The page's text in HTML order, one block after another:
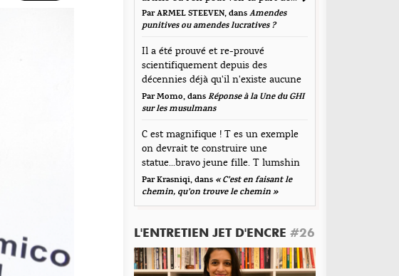
un esprit de dialogue et les limites du respect de
Adresse de messagerie*
Par ARMEL STEEVEN, dans Amendes
punitives ou amendes lucratives ?
Il a été prouvé et re-prouvé
scientifiquement depuis des
décennies déjà qu'il n'existe aucune
corrélation...
Par Momo, dans Réponse à la Une du GHI
sur les musulmans
C est magnifique ! T es un exemple
on devrait te construire une
statue...bravo jeune fille. T lumshin
durt
Par Krasniqi, dans « C’est en faisant le
chemin, qu’on trouve le chemin »
L'ENTRETIEN JET D'ENCRE #26